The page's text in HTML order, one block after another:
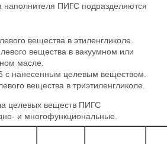
наполнителя ПИГС подразделяются
вещества в этиленгликоле.
вещества в вакуумном или
масле.
с нанесенным целевым веществом.
вещества в триэтиленгликоле.
целевых веществ ПИГС
и многофункциональные.